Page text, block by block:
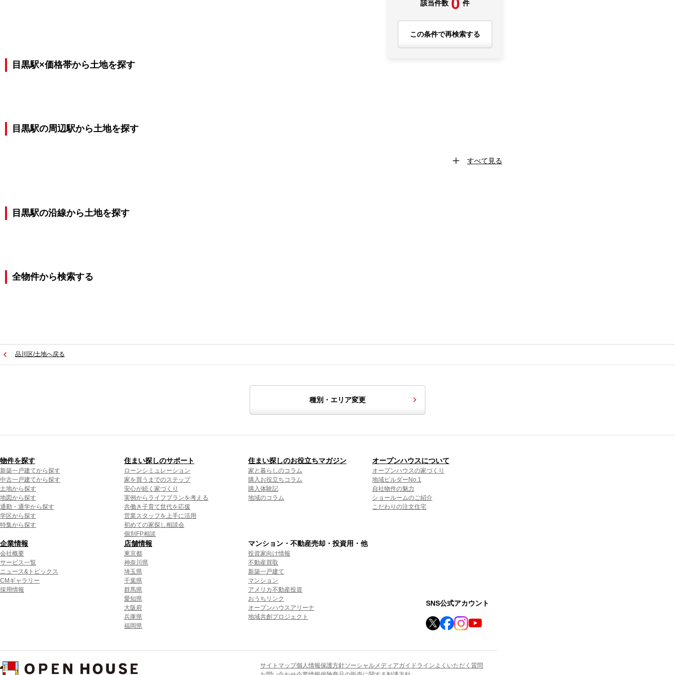
該当件数 件
この条件で再検索する
目黒駅×価格帯から土地を探す
目黒駅の周辺駅から土地を探す
すべて見る
目黒駅の沿線から土地を探す
全物件から検索する
品川区/土地へ戻る
種別・エリア変更
物件を探す
新築一戸建てから探す
中古一戸建てから探す
土地から探す
地図から探す
通勤・通学から探す
学区から探す
特集から探す
住まい探しのサポート
ローンシミュレーション
家を買うまでのステップ
安心が続く家づくり
実例からライフプランを考える
共働き子育て世代を応援
営業スタッフを上手に活用
初めての家探し相談会
個別FP相談
住まい探しのお役立ちマガジン
家と暮らしのコラム
購入お役立ちコラム
購入体験記
地域のコラム
オープンハウスについて
オープンハウスの家づくり
地域ビルダーNo.1
自社物件の魅力
ショールームのご紹介
こだわりの注文住宅
企業情報
会社概要
サービス一覧
ニュース&トピックス
CMギャラリー
採用情報
店舗情報
東京都
神奈川県
埼玉県
千葉県
群馬県
愛知県
大阪府
兵庫県
福岡県
マンション・不動産売却・投資用・他
投資家向け情報
不動産買取
新築一戸建て
マンション
アメリカ不動産投資
おうちリンク
オープンハウスアリーナ
地域共創プロジェクト
SNS公式アカウント
サイトマップ個人情報保護方針ソーシャルメディアガイドラインよくいただく質問